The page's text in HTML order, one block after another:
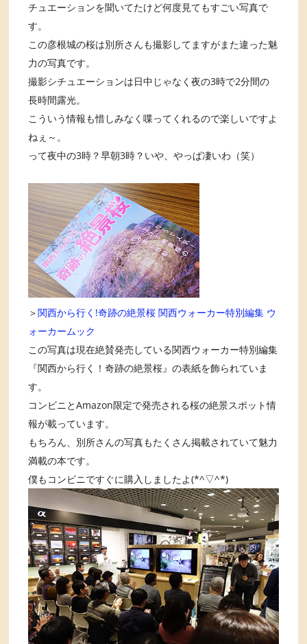
チュエーションを聞いてたけど何度見てもすごい写真で
す。
この彦根城の桜は別所さんも撮影してますがまた違った魅
力の写真です。
撮影シチュエーションは日中じゃなく夜の3時で2分間の
長時間露光。
こういう情報も惜しみなく喋ってくれるので楽しいですよ
ねぇ～。
って夜中の3時？早朝3時？いや、やっぱ凄いわ（笑）
＞関西から行く!奇跡の絶景桜 関西ウォーカー特別編集 ウ
ォーカームック
この写真は現在絶賛発売している関西ウォーカー特別編集
『関西から行く！奇跡の絶景桜』の表紙を飾られていま
す。
コンビニとAmazon限定で発売される桜の絶景スポット情
報が載っています。
もちろん、別所さんの写真もたくさん掲載されていて魅力
満載の本です。
僕もコンビニですぐに購入しましたよ(*^▽^*)